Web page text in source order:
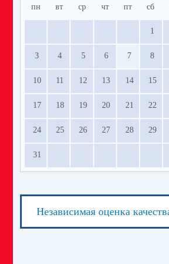
пн вт ср чт пт сб
1
3 4 5 6 7 8
10 11 12 13 14 15
17 18 19 20 21 22
24 25 26 27 28 29
31
Независимая оценка